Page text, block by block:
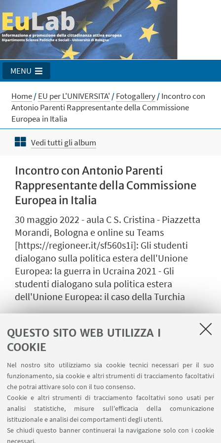
QUESTO SITO WEB UTILIZZA I
COOKIE
Nel nostro sito utilizziamo sia cookie tecnici necessari per il suo
funzionamento, sia cookie e altri strumenti di tracciamento facoltativi
che potrai attivare solo con il tuo consenso.
Cookie e altri strumenti di tracciamento facoltativi sono usati per
analisi statistiche, misure sull'efficacia della comunicazione
istituzionale e analisi dei comportamenti degli utenti.
Se chiudi questo banner continuerai la navigazione solo con i cookie
necessari.
MENU
Home/EU per L'UNIVERSITA' /Fotogallery/Incontro con
Antonio Parenti Rappresentante della Commissione
Europea in Italia
Vedi tutti gli album
Incontro con Antonio Parenti
Rappresentante della Commissione
Europea in Italia
30 maggio 2022 - aula C S. Cristina - Piazzetta
Morandi, Bologna e online su Teams
[https://regioneer.it/sf560s1i]: Gli studenti
dialogano sulla politica estera dell'Unione
Europea: la guerra in Ucraina 2021 - Gli
studenti dialogano sula politica estera
dell'Unione Europea: il caso della Turchia